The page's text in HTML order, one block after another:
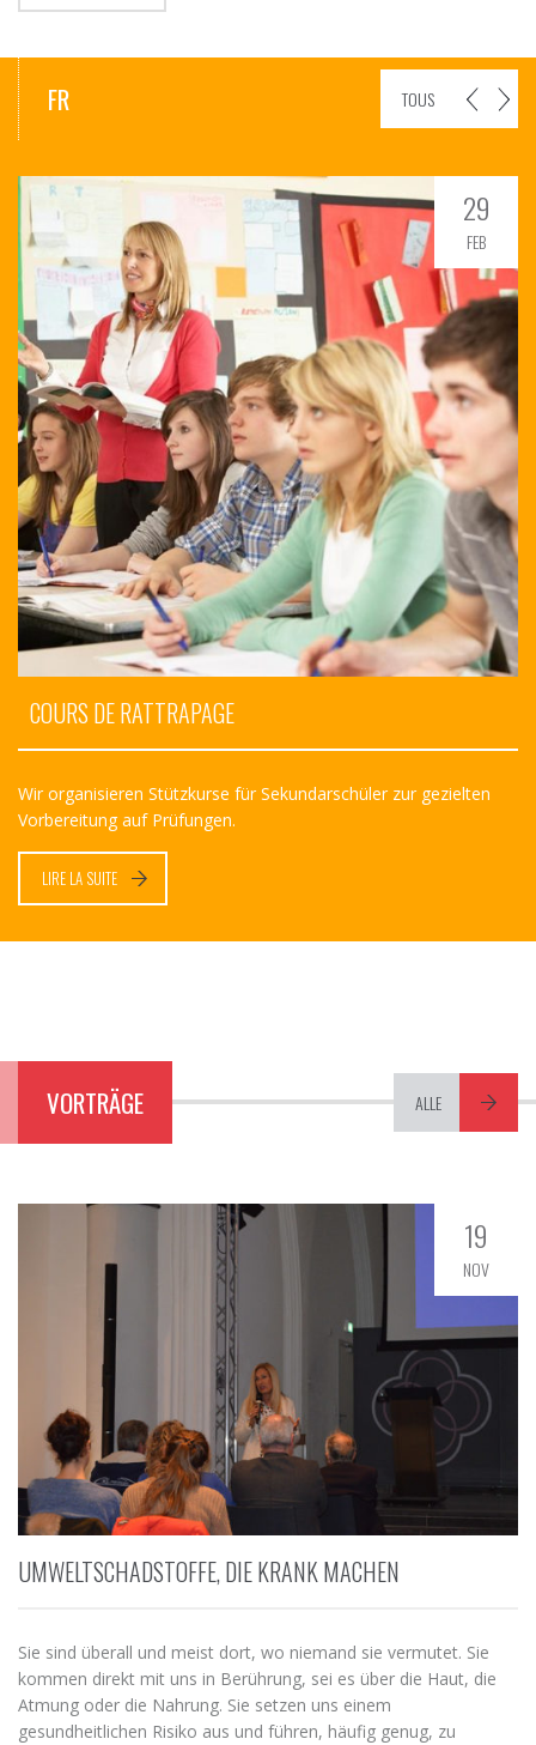
FR TOUS
29
FEB
COURS DE RATTRAPAGE
Wir organisieren Stützkurse für Sekundarschüler zur gezielten
Vorbereitung auf Prüfungen.
LIRE LA SUITE
VORTRÄGE ALLE
19
NOV
UMWELTSCHADSTOFFE, DIE KRANK MACHEN
Sie sind überall und meist dort, wo niemand sie vermutet. Sie
kommen direkt mit uns in Berührung, sei es über die Haut, die
Atmung oder die Nahrung. Sie setzen uns einem
gesundheitlichen Risiko aus und führen, häufig genug, zu